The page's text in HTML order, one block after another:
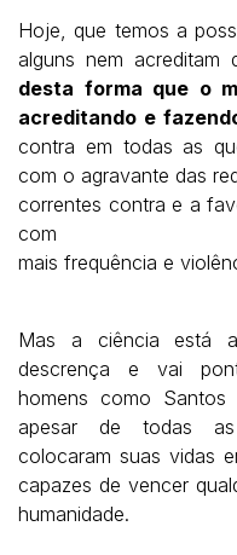
Hoje, que temos a
alguns nem acreditam
desta forma que o
acreditando e
contra em todas as
com o agravante das
correntes contra e a
com
mais frequência e
Mas a ciência está
descrença e vai
homens como
apesar de todas as
colocaram suas vidas
capazes de vencer
humanidade.